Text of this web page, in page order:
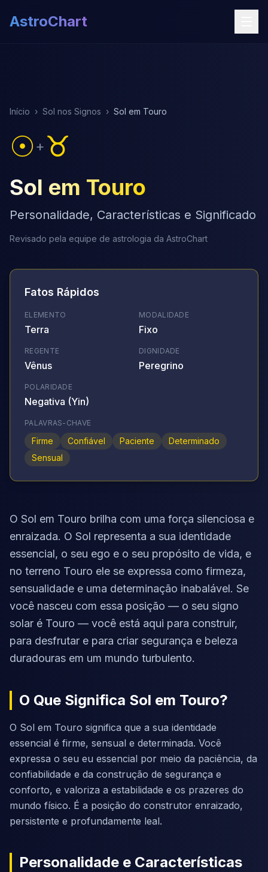
AstroChart
Início › Sol nos Signos › Sol em Touro
☉ + ♉
Sol em Touro
Personalidade, Características e Significado
Revisado pela equipe de astrologia da AstroChart
Fatos Rápidos
ELEMENTO
Terra
MODALIDADE
Fixo
REGENTE
Vênus
DIGNIDADE
Peregrino
POLARIDADE
Negativa (Yin)
PALAVRAS-CHAVE
Firme Confiável Paciente
Determinado
Sensual
O Sol em Touro brilha com uma força silenciosa e
enraizada. O Sol representa a sua identidade
essencial, o seu ego e o seu propósito de vida, e
no terreno Touro ele se expressa como firmeza,
sensualidade e uma determinação inabalável. Se
você nasceu com essa posição — o seu signo
solar é Touro — você está aqui para construir,
para desfrutar e para criar segurança e beleza
duradouras em um mundo turbulento.
O Que Significa Sol em Touro?
O Sol em Touro significa que a sua identidade
essencial é firme, sensual e determinada. Você
expressa o seu eu essencial por meio da paciência, da
confiabilidade e da construção de segurança e
conforto, e valoriza a estabilidade e os prazeres do
mundo físico. É a posição do construtor enraizado,
persistente e profundamente leal.
Personalidade e Características